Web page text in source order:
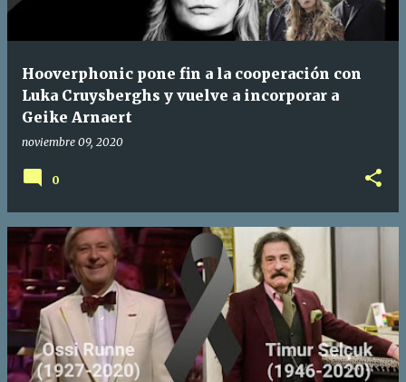
Hooverphonic pone fin a la cooperación con
Luka Cruysberghs y vuelve a incorporar a
Geike Arnaert
noviembre 09, 2020
0